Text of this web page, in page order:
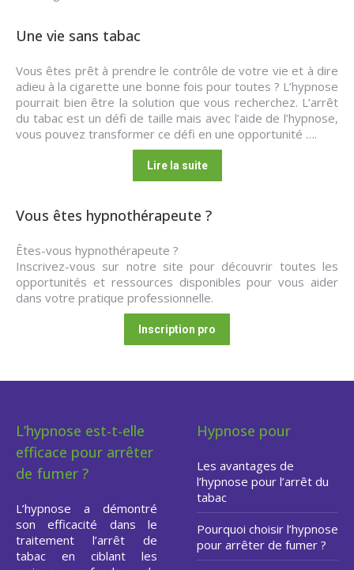
Une vie sans tabac
Vous êtes prêt à prendre le contrôle de votre vie et à dire
adieu à la cigarette une bonne fois pour toutes ? L’hypnose
pourrait bien être la solution que vous recherchez. L’arrêt
du tabac est un défi de taille mais avec l’aide de l’hypnose,
vous pouvez transformer ce défi en une opportunité ….
Lire la suite
Vous êtes hypnothérapeute ?
Êtes-vous hypnothérapeute ?
Inscrivez-vous sur notre site pour découvrir toutes les
opportunités et ressources disponibles pour vous aider
dans votre pratique professionnelle.
Inscription pro
L’hypnose est-t-elle
efficace pour arrêter
de fumer ?
L’hypnose a démontré
son efficacité dans le
traitement l’arrêt de
tabac en ciblant les
Hypnose pour
Les avantages de
l’hypnose pour l’arrêt du
tabac
Pourquoi choisir l’hypnose
pour arrêter de fumer ?